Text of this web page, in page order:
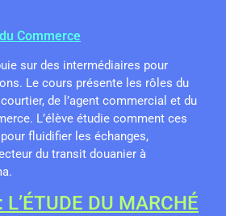
Commerce
sur des intermédiaires pour
Le cours présente les rôles du
de l’agent commercial et du
L’élève étudie comment ces
fluidifier les échanges,
du transit douanier à
DU MARCHÉ